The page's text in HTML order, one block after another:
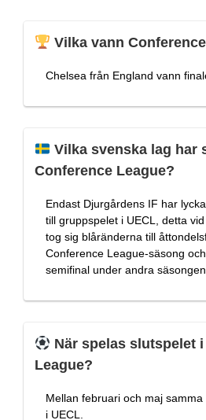
Vilka vann
Chelsea från England vann
Vilka svenska lag har
Conference League?
Endast Djurgårdens IF har
till gruppspelet i UECL, detta
tog sig blåränderna till
Conference League-säsong
semifinal under andra säsongen.
När spelas slutspelet
League?
Mellan februari och maj
i UECL.